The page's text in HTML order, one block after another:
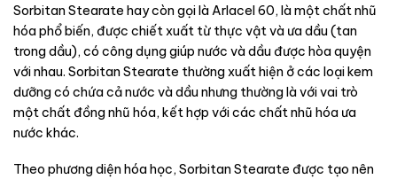
Sorbitan Stearate hay còn gọi là Arlacel 60, là một chất nhũ
hóa phổ biến, được chiết xuất từ thực vật và ưa dầu (tan
trong dầu), có công dụng giúp nước và dầu được hòa quyện
với nhau. Sorbitan Stearate thường xuất hiện ở các loại kem
dưỡng có chứa cả nước và dầu nhưng thường là với vai trò
một chất đồng nhũ hóa, kết hợp với các chất nhũ hóa ưa
nước khác.
Theo phương diện hóa học, Sorbitan Stearate được tạo nên